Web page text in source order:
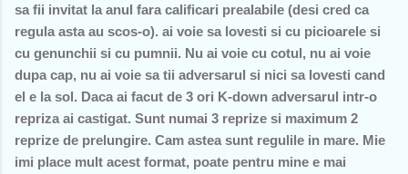
sa fii invitat la anul fara calificari prealabile (desi cred ca
regula asta au scos-o). ai voie sa lovesti si cu picioarele si
cu genunchii si cu pumnii. Nu ai voie cu cotul, nu ai voie
dupa cap, nu ai voie sa tii adversarul si nici sa lovesti cand
el e la sol. Daca ai facut de 3 ori K-down adversarul intr-o
repriza ai castigat. Sunt numai 3 reprize si maximum 2
reprize de prelungire. Cam astea sunt regulile in mare. Mie
imi place mult acest format, poate pentru mine e mai